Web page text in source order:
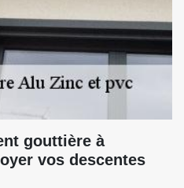
gouttière à
vos descentes